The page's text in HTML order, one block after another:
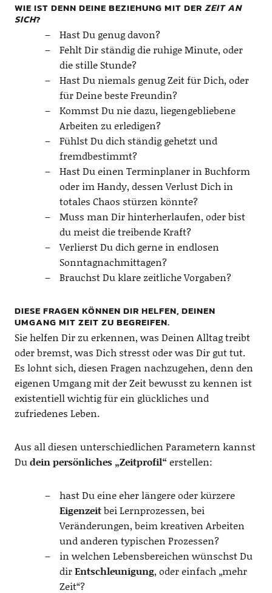
WIE IST DENN DEINE BEZIEHUNG MIT DER ZEIT AN
SICH?
Hast Du genug davon?
Fehlt Dir ständig die ruhige Minute, oder
die stille Stunde?
Hast Du niemals genug Zeit für Dich, oder
für Deine beste Freundin?
Kommst Du nie dazu, liegengebliebene
Arbeiten zu erledigen?
Fühlst Du dich ständig gehetzt und
fremdbestimmt?
Hast Du einen Terminplaner in Buchform
oder im Handy, dessen Verlust Dich in
totales Chaos stürzen könnte?
Muss man Dir hinterherlaufen, oder bist
du meist die treibende Kraft?
Verlierst Du dich gerne in endlosen
Sonntagnachmittagen?
Brauchst Du klare zeitliche Vorgaben?
DIESE FRAGEN KÖNNEN DIR HELFEN, DEINEN
UMGANG MIT ZEIT ZU BEGREIFEN.
Sie helfen Dir zu erkennen, was Deinen Alltag treibt
oder bremst, was Dich stresst oder was Dir gut tut.
Es lohnt sich, diesen Fragen nachzugehen, denn den
eigenen Umgang mit der Zeit bewusst zu kennen ist
existentiell wichtig für ein glückliches und
zufriedenes Leben.
Aus all diesen unterschiedlichen Parametern kannst
Dudein persönliches „Zeitprofil“ erstellen:
hast Du eine eher längere oder kürzere
Eigenzeitbei Lernprozessen, bei
Veränderungen, beim kreativen Arbeiten
und anderen typischen Prozessen?
in welchen Lebensbereichen wünschst Du
dirEntschleunigung, oder einfach „mehr
Zeit“?